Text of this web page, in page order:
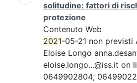
solitudine: fattori di
protezione
Contenuto Web
2021-05-21 non previsti
Eloise Longo
eloise.longo...@iss.it on
0649902804;